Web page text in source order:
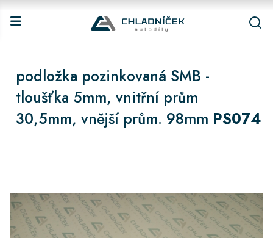
podložka pozinkovaná SMB -
tloušťka 5mm, vnitřní prům
30,5mm, vnější prům. 98mm PS074